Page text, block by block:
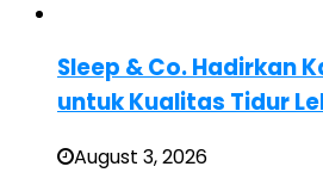
Sleep & Co. Hadirkan
untuk Kualitas Tidur
August 3, 2026